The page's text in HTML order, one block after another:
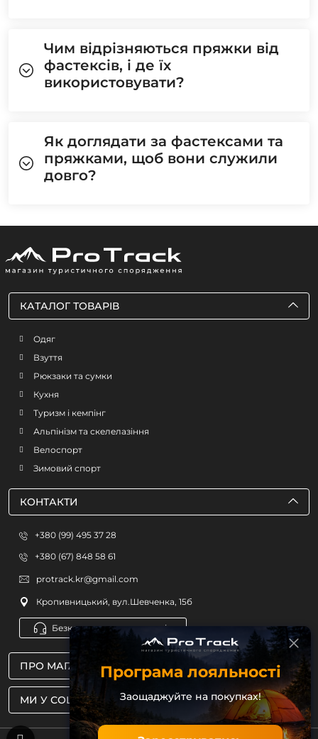
Чим відрізняються пряжки від
фастексів, і де їх
використовувати?
Як доглядати за фастексами та
пряжками, щоб вони служили
довго?
МИ У СОЦМЕРЕЖАХ
ПРО МАГАЗИН
КАТАЛОГ ТОВАРІВ
Одяг
Взуття
Рюкзаки та сумки
Кухня
Туризм і кемпінг
Альпінізм та скелелазіння
Велоспорт
Зимовий спорт
КОНТАКТИ
+380 (99) 495 37 28
+380 (67) 848 58 61
protrack.kr@gmail.com
Кропивницький, вул.Шевченка, 15б
Безкоштовна консультація
Програма лояльності
Заощаджуйте на покупках!